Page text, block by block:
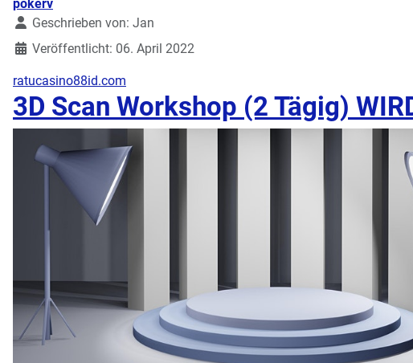
pokerv
Geschrieben von: Jan
Veröffentlicht: 06. April 2022
ratucasino88id.com
3D Scan Workshop (2 Tägig)